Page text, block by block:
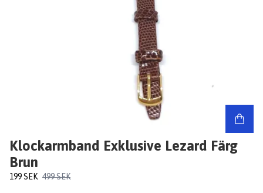
Klockarmband Exklusive Lezard Färg
Brun
199 SEK 499 SEK